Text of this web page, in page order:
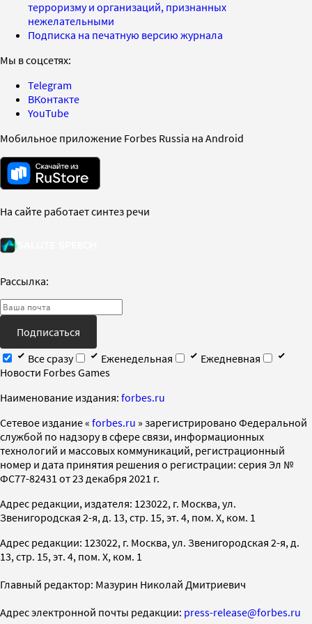
терроризму и организаций, признанных
нежелательными
Подписка на печатную версию журнала
Мы в соцсетях:
Telegram
ВКонтакте
YouTube
Мобильное приложение Forbes Russia на Android
На сайте работает синтез речи
Рассылка:
Подписаться
Все сразу
Еженедельная
Ежедневная
Новости Forbes Games
Наименование издания: forbes.ru
Cетевое издание « forbes.ru » зарегистрировано Федеральной
службой по надзору в сфере связи, информационных
технологий и массовых коммуникаций, регистрационный
номер и дата принятия решения о регистрации: серия Эл №
ФС77-82431 от 23 декабря 2021 г.
Адрес редакции, издателя: 123022, г. Москва, ул.
Звенигородская 2-я, д. 13, стр. 15, эт. 4, пом. X, ком. 1
Адрес редакции: 123022, г. Москва, ул. Звенигородская 2-я, д.
13, стр. 15, эт. 4, пом. X, ком. 1
Главный редактор: Мазурин Николай Дмитриевич
Адрес электронной почты редакции: press-release@forbes.ru